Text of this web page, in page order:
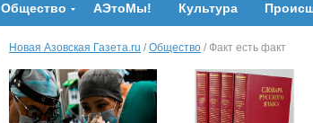
Общество АЭтоМы! Культура
Новая Азовская Газета.ru / Общество / Факт есть факт